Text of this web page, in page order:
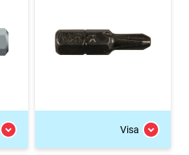
Visa